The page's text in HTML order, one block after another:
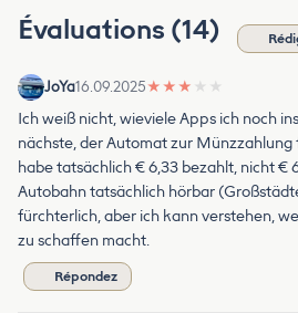
Évaluations (14)
JoYa16.09.2025★ ★ ★ ★ ★
Ich weiß nicht, wieviele Apps ich noch
nächste, der Automat zur
habe tatsächlich € 6,33 bezahlt, nicht €
Autobahn tatsächlich hörbar
fürchterlich, aber ich kann verstehen,
zu schaffen macht.
Répondez